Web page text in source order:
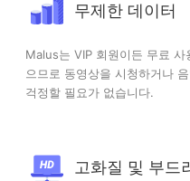
무제한 데이터
Malus는 VIP 회원이든 무료
으므로 동영상을 시청하거나
걱정할 필요가 없습니다.
고화질 및 부드